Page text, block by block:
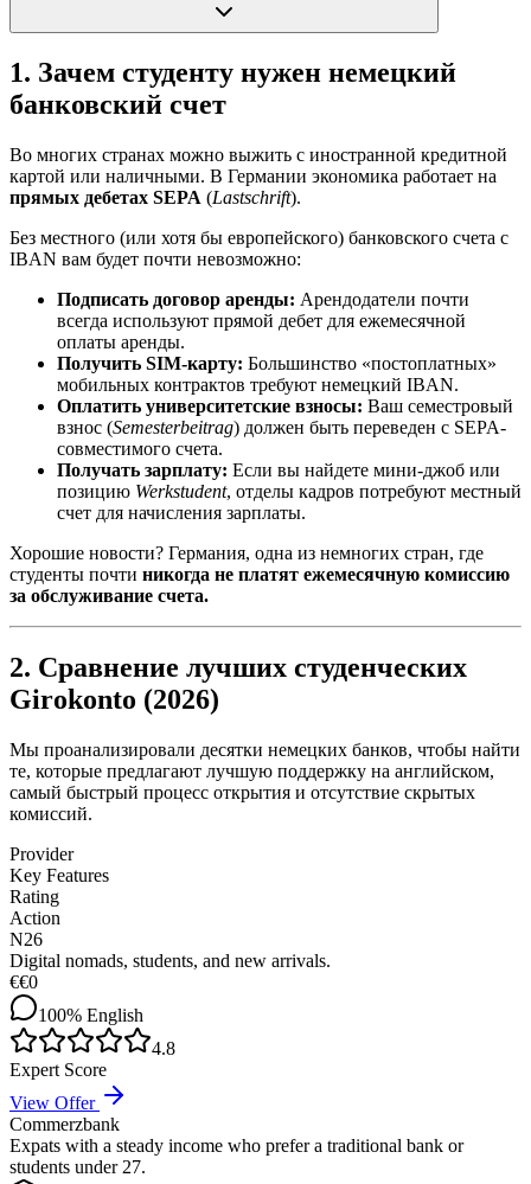
1. Зачем студенту нужен немецкий
банковский счет
Во многих странах можно выжить с иностранной кредитной
картой или наличными. В Германии экономика работает на
прямых дебетах SEPA (Lastschrift).
Без местного (или хотя бы европейского) банковского счета с
IBAN вам будет почти невозможно:
Подписать договор аренды: Арендодатели почти
всегда используют прямой дебет для ежемесячной
оплаты аренды.
Получить SIM-карту: Большинство «постоплатных»
мобильных контрактов требуют немецкий IBAN.
Оплатить университетские взносы: Ваш семестровый
взнос (Semesterbeitrag) должен быть переведен с SEPA-
совместимого счета.
Получать зарплату: Если вы найдете мини-джоб или
позицию Werkstudent, отделы кадров потребуют местный
счет для начисления зарплаты.
Хорошие новости? Германия, одна из немногих стран, где
студенты почти никогда не платят ежемесячную комиссию
за обслуживание счета.
2. Сравнение лучших студенческих
Girokonto (2026)
Мы проанализировали десятки немецких банков, чтобы найти
те, которые предлагают лучшую поддержку на английском,
самый быстрый процесс открытия и отсутствие скрытых
комиссий.
Provider
Key Features
Rating
Action
N26
Digital nomads, students, and new arrivals.
€€0
100% English
4.8
Expert Score
View Offer
Commerzbank
Expats with a steady income who prefer a traditional bank or
students under 27.